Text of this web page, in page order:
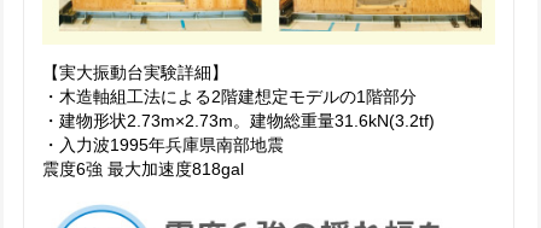
【実大振動台実験詳細】
・木造軸組工法による2階建想定モデルの1階部分
・建物形状2.73m×2.73m。建物総重量31.6kN(3.2tf)
・入力波1995年兵庫県南部地震
震度6強 最大加速度818gal